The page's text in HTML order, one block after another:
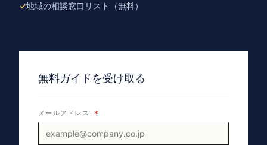
地域の相談窓口リスト（無料）
無料ガイドを受け取る
メールアドレス *